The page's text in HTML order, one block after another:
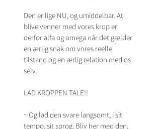
Den er lige NU, og umiddelbar. At
blive venner med vores krop er
derfor alfa og omega når det gælder
en ærlig snak om vores reelle
tilstand og en ærlig relation med os
selv.
LAD KROPPEN TALE!!
~ Og lad den svare langsomt, i sit
tempo, sit sprog. Bliv her med den,